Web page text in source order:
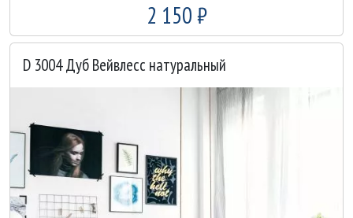
2 150 ₽
D 3004 Дуб Вейвлесс натуральный